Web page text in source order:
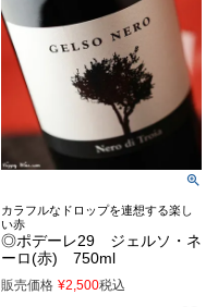
カラフルなドロップを連想する楽し
い赤
◎ポデーレ29 ジェルソ・ネ
ーロ(赤) 750ml
販売価格 ¥2,500税込